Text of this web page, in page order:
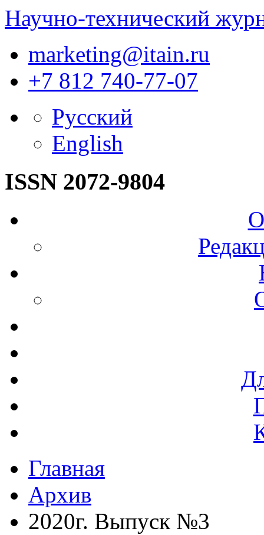
Научно-технический
marketing@itain.ru
+7 812 740-77-07
Русский
English
ISSN 2072-9804
Главная
Архив
2020г. Выпуск №3